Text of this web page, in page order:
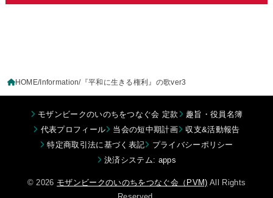
HOME Information 『平和に生きる権利』の歌ver3
モザンビークのいのちをつなぐ会 定款
趣旨・役員名簿
代表プロフィール
当会の短中期計画
収支&活動報告
特定商取引法に基づく表記
プライバシーポリシー
決済システム: apps
© 2026 モザンビークのいのちをつなぐ会（PVM) All Rights